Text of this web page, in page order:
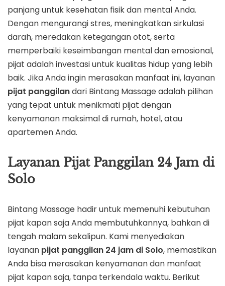
panjang untuk kesehatan fisik dan mental Anda.
Dengan mengurangi stres, meningkatkan sirkulasi
darah, meredakan ketegangan otot, serta
memperbaiki keseimbangan mental dan emosional,
pijat adalah investasi untuk kualitas hidup yang lebih
baik. Jika Anda ingin merasakan manfaat ini, layanan
pijat panggilandari Bintang Massage adalah pilihan
yang tepat untuk menikmati pijat dengan
kenyamanan maksimal di rumah, hotel, atau
apartemen Anda.
Layanan Pijat Panggilan 24 Jam di
Solo
Bintang Massage hadir untuk memenuhi kebutuhan
pijat kapan saja Anda membutuhkannya, bahkan di
tengah malam sekalipun. Kami menyediakan
layanan pijat panggilan 24 jam di Solo, memastikan
Anda bisa merasakan kenyamanan dan manfaat
pijat kapan saja, tanpa terkendala waktu. Berikut